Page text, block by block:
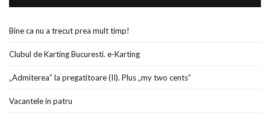
Bine ca nu a trecut prea mult timp!
Clubul de Karting Bucuresti. e-Karting
„Admiterea” la pregatitoare (II). Plus „my two cents”
Vacantele in patru